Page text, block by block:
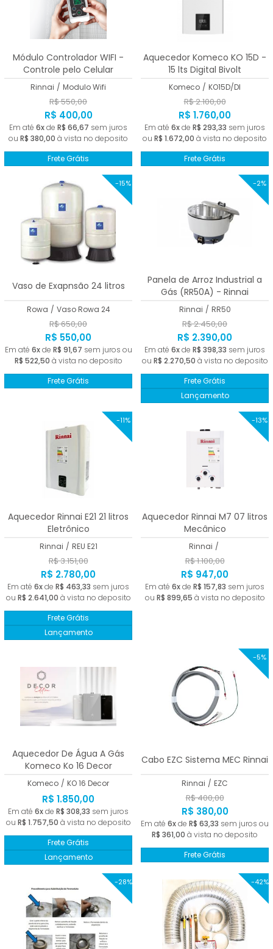
Módulo Controlador WIFI -
Controle pelo Celular
Rinnai / Modulo Wifi
R$ 550,00
R$ 400,00
Em até 6xde R$ 66,67 sem juros
ou R$ 380,00 à vista no deposito
Frete Grátis
Aquecedor Komeco KO 15D -
15 lts Digital Bivolt
Komeco / KO15D/DI
R$ 2.100,00
R$ 1.760,00
Em até 6xde R$ 293,33 sem juros
ou R$ 1.672,00 à vista no deposito
Frete Grátis
-15%
Vaso de Exapnsão 24 litros
Rowa / Vaso Rowa 24
R$ 650,00
R$ 550,00
Em até 6xde R$ 91,67 sem juros ou
R$ 522,50 à vista no deposito
Frete Grátis
-2%
Panela de Arroz Industrial a
Gás (RR50A) - Rinnai
Rinnai / RR50
R$ 2.450,00
R$ 2.390,00
Em até 6xde R$ 398,33 sem juros
ou R$ 2.270,50 à vista no deposito
Frete Grátis
Lançamento
-11%
Aquecedor Rinnai E21 21 litros
Eletrônico
Rinnai / REU E21
R$ 3.151,00
R$ 2.780,00
Em até 6xde R$ 463,33 sem juros
ou R$ 2.641,00 à vista no deposito
Frete Grátis
Lançamento
-13%
Aquecedor Rinnai M7 07 litros
Mecânico
Rinnai /
R$ 1.100,00
R$ 947,00
Em até 6xde R$ 157,83 sem juros
ou R$ 899,65 à vista no deposito
Aquecedor De Água A Gás
Komeco Ko 16 Decor
Komeco / KO 16 Decor
R$ 1.850,00
Em até 6xde R$ 308,33 sem juros
ou R$ 1.757,50 à vista no deposito
Frete Grátis
Lançamento
-5%
Cabo EZC Sistema MEC Rinnai
Rinnai / EZC
R$ 400,00
R$ 380,00
Em até 6xde R$ 63,33 sem juros ou
R$ 361,00 à vista no deposito
Frete Grátis
-28% -42%